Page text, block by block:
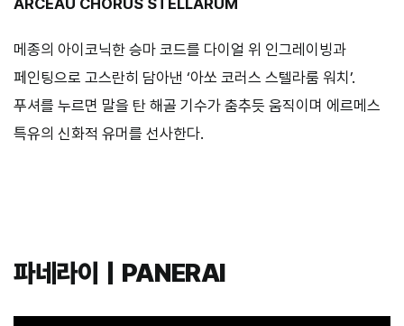
ARCEAU CHORUS STELLARUM
메종의 아이코닉한 승마 코드를 다이얼 위 인그레이빙과
페인팅으로 고스란히 담아낸 ‘아쏘 코러스 스텔라룸 워치’.
푸셔를 누르면 말을 탄 해골 기수가 춤추듯 움직이며 에르메스
특유의 신화적 유머를 선사한다.
파네라이｜PANERAI